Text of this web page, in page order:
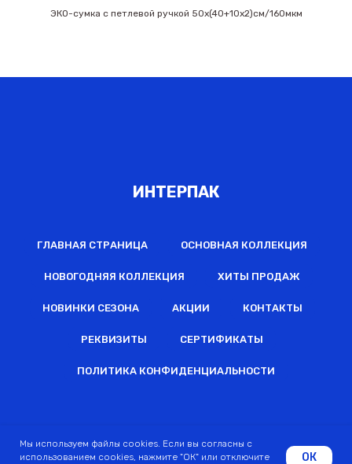
ЭКО-сумка с петлевой ручкой 50х(40+10х2)см/160мкм
ИНТЕРПАК
ГЛАВНАЯ СТРАНИЦА ОСНОВНАЯ КОЛЛЕКЦИЯ
НОВОГОДНЯЯ КОЛЛЕКЦИЯ ХИТЫ ПРОДАЖ
НОВИНКИ СЕЗОНА АКЦИИ КОНТАКТЫ
РЕКВИЗИТЫ СЕРТИФИКАТЫ
ПОЛИТИКА КОНФИДЕНЦИАЛЬНОСТИ
Мы используем файлы cookies. Если вы согласны с
использованием cookies, нажмите "ОК" или отключите
ОК